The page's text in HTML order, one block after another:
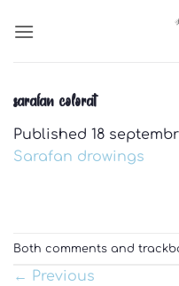
sarafan colorat
Published 18
Sarafan drowings
Both comments and
← Previous